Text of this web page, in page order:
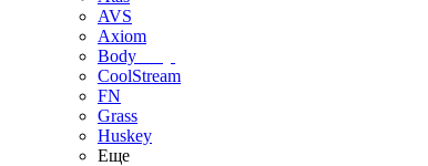
AVS
Axiom
Body
CoolStream
FN
Grass
Huskey
Еще